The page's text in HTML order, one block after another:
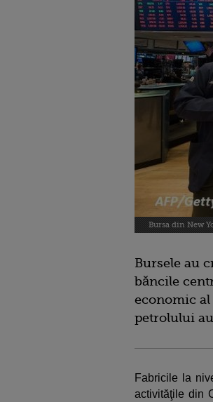
Bursa din New
Bursele au
băncile
economic
petrolului
Fabricile la
activităţile din